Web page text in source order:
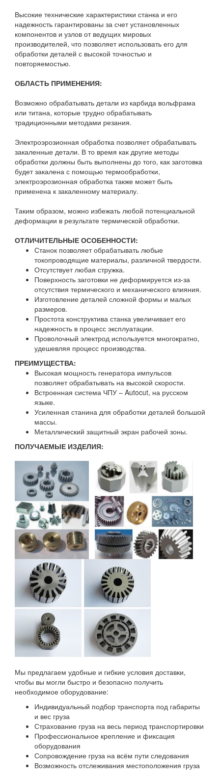
Высокие технические характеристики станка и его
надежность гарантированы за счет установленных
компонентов и узлов от ведущих мировых
производителей, что позволяет использовать его для
обработки деталей с высокой точностью и
повторяемостью.
ОБЛАСТЬ ПРИМЕНЕНИЯ:
Возможно обрабатывать детали из карбида вольфрама
или титана, которые трудно обрабатывать
традиционными методами резания.
Электроэрозионная обработка позволяет обрабатывать
закаленные детали. В то время как другие методы
обработки должны быть выполнены до того, как заготовка
будет закалена с помощью термообработки,
электроэрозионная обработка также может быть
применена к закаленному материалу.
Таким образом, можно избежать любой потенциальной
деформации в результате термической обработки.
ОТЛИЧИТЕЛЬНЫЕ ОСОБЕННОСТИ:
Станок позволяет обрабатывать любые
токопроводящие материалы, различной твердости.
Отсутствует любая стружка.
Поверхность заготовки не деформируется из-за
отсутствия термического и механического влияния.
Изготовление деталей сложной формы и малых
размеров.
Простота конструктива станка увеличивает его
надежность в процесс эксплуатации.
Проволочный электрод используется многократно,
удешевляя процесс производства.
ПРЕИМУЩЕСТВА:
Высокая мощность генератора импульсов
позволяет обрабатывать на высокой скорости.
Встроенная система ЧПУ – Autocut, на русском
языке.
Усиленная станина для обработки деталей большой
массы.
Металлический защитный экран рабочей зоны.
ПОЛУЧАЕМЫЕ ИЗДЕЛИЯ:
Мы предлагаем удобные и гибкие условия доставки,
чтобы вы могли быстро и безопасно получить
необходимое оборудование:
Индивидуальный подбор транспорта под габариты
и вес груза
Страхование груза на весь период транспортировки
Профессиональное крепление и фиксация
оборудования
Сопровождение груза на всём пути следования
Возможность отслеживания местоположения груза